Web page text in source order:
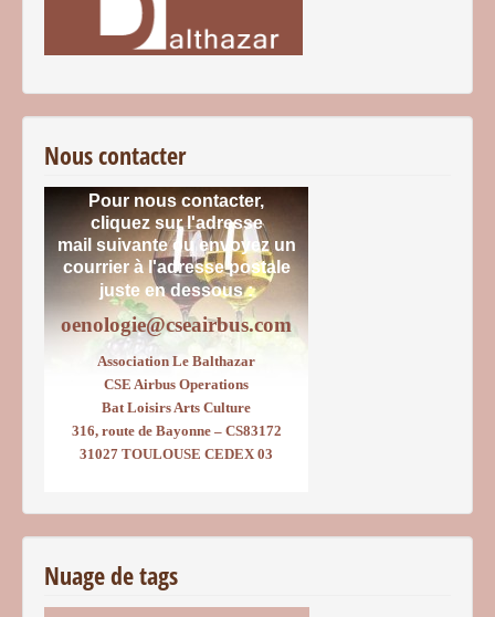
Nous contacter
Pour nous contacter,
cliquez sur l'adresse
mail suivante ou envoyez un
courrierà l'adresse postale
juste en dessous :
oenologie@cseairbus.com
Association Le Balthazar
CSE Airbus Operations
Bat Loisirs Arts Culture
316, route de Bayonne – CS83172
31027 TOULOUSE CEDEX 03
Nuage de tags